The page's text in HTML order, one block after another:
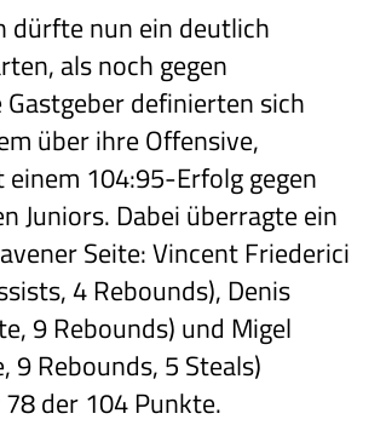
dürfte nun ein deutlich
als noch gegen
definierten sich
über ihre Offensive,
104:95-Erfolg gegen
Juniors. Dabei überragte ein
Seite: Vincent Friederici
4 Rebounds), Denis
9 Rebounds) und Migel
9 Rebounds, 5 Steals)
der 104 Punkte.